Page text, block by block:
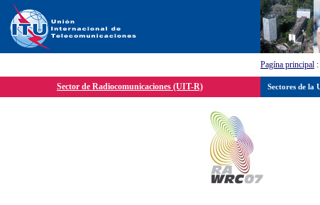
Pagína principal :
Sector de Radiocomunicaciones (UIT-R) Sectores de la